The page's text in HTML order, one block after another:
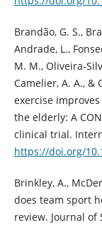
Brandão, G. S.,
Andrade, L.,
M. M.,
Camelier, A. A., &
exercise
the elderly: A
clinical trial.
https://doi.org/
Brinkley, A.,
does team sport
review. Journal of